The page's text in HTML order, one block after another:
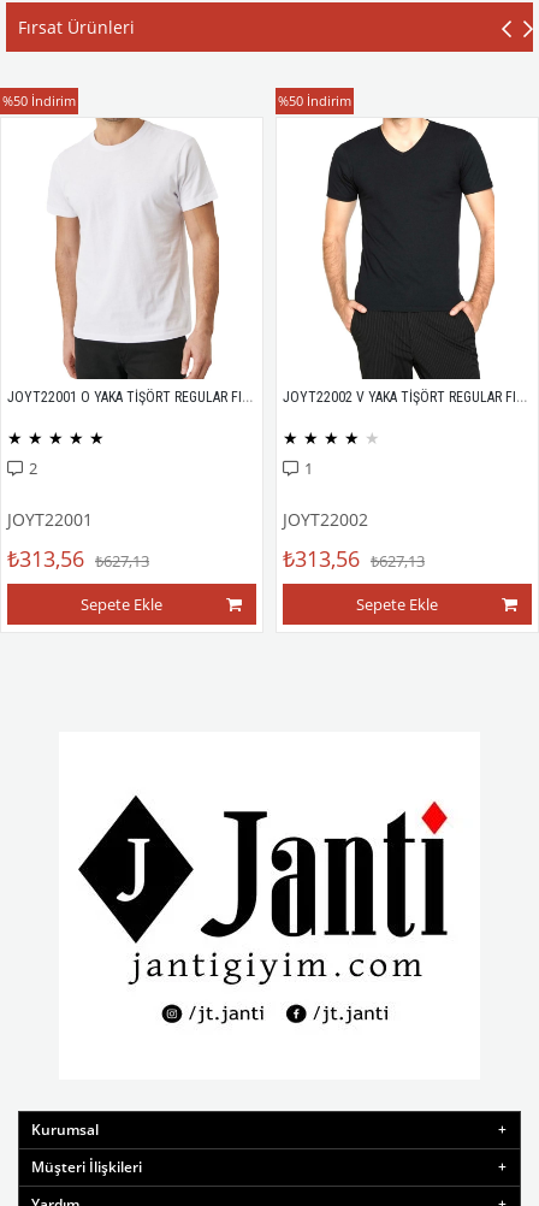
Fırsat Ürünleri
T-Shirt
JOYT22001 O YAKA TİŞÖRT REGULAR FIT %100 PAMUK COMPACK PENYE
★ ★ ★ ★ ★
2
JOYT22001
₺313,56 ₺627,13
Sepete Ekle
%50 İndirim T-Shirt
JOYT22002 V YAKA TİŞÖRT REGULAR FIT %100 PAMUK COMPACK PENYE
★ ★ ★ ★ ★
1
JOYT22002
₺313,56 ₺627,13
Sepete Ekle
%50 İndirim
Kurumsal
Müşteri İlişkileri